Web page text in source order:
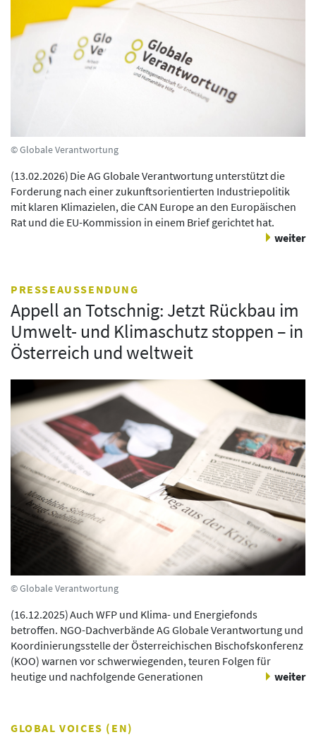
© Globale Verantwortung
(13.02.2026) Die AG Globale Verantwortung unterstützt die
Forderung nach einer zukunftsorientierten Industriepolitik
mit klaren Klimazielen, die CAN Europe an den Europäischen
Rat und die EU-Kommission in einem Brief gerichtet hat.
weiter
PRESSEAUSSENDUNG
Appell an Totschnig: Jetzt Rückbau im
Umwelt- und Klimaschutz stoppen – in
Österreich und weltweit
© Globale Verantwortung
(16.12.2025)Auch WFP und Klima- und Energiefonds
betroffen. NGO-Dachverbände AG Globale Verantwortung und
Koordinierungsstelle der Österreichischen Bischofskonferenz
(KOO) warnen vor schwerwiegenden, teuren Folgen für
heutige und nachfolgende Generationen
weiter
GLOBAL VOICES (EN)